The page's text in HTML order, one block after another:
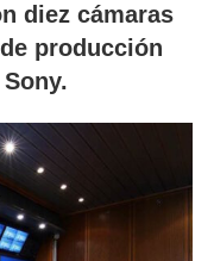
diez cámaras
producción